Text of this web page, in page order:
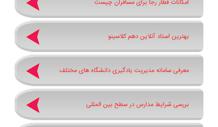
امکانات قطار رجا برای مسافران چیست
بهترین استاد آنلاین دهم کلاسینو
معرفی سامانه مدیریت یادگیری دانشگاه های مختلف
بررسی شرایط مدارس در سطح بین المللی